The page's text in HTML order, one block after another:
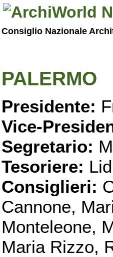
Consiglio Nazionale
PALERMO
Presidente:
Vice-
Segretario:
Tesoriere:
Consiglieri:
Cannone,
Monteleone,
Maria Rizzo,